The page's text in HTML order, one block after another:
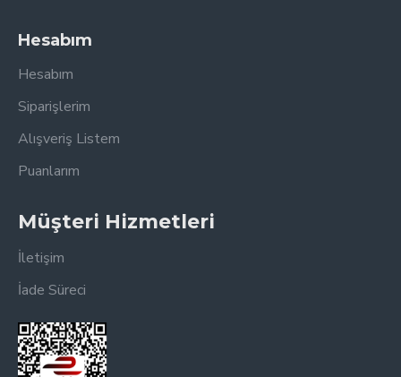
Hesabım
Hesabım
Siparişlerim
Alışveriş Listem
Puanlarım
Müşteri Hizmetleri
İletişim
İade Süreci